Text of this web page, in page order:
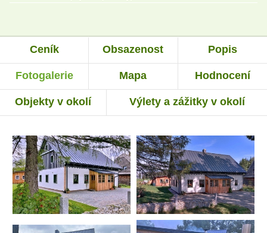
Ceník Obsazenost Popis
Fotogalerie Mapa Hodnocení
Objekty v okolí Výlety a zážitky v okolí